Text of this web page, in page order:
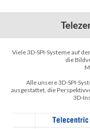
Viele 3D-SPI-Systeme auf
die
Alle unsere 3D-SPI-
ausgestattet, die
3D-